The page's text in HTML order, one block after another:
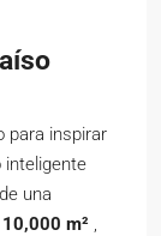
para inspirar
inteligente
una
m²